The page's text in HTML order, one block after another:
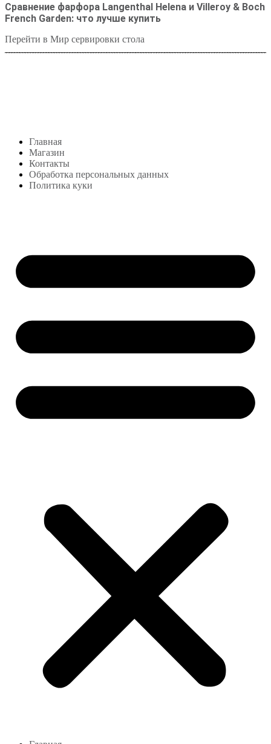
Сравнение фарфора Langenthal Helena и Villeroy & Boch
French Garden: что лучше купить
Перейти в Мир сервировки стола
Главная
Магазин
Контакты
Обработка персональных данных
Политика куки